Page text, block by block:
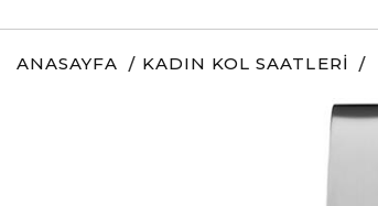
ANASAYFA KADIN KOL SAATLERI